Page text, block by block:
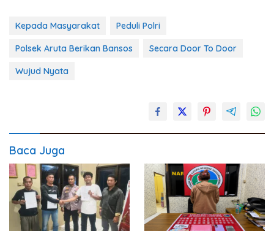
Kepada Masyarakat Peduli Polri
Polsek Aruta Berikan Bansos Secara Door To Door
Wujud Nyata
Baca Juga